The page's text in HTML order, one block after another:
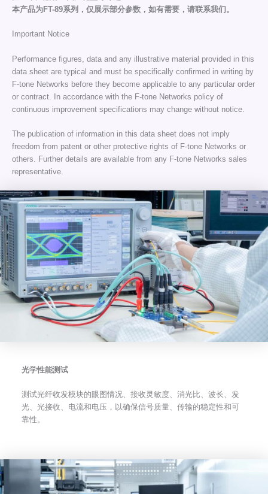
本产品为FT-89系列，仅展示部分参数，如有需要，请联系我们。
Important Notice
Performance figures, data and any illustrative material provided in this
data sheet are typical and must be specifically confirmed in writing by
F-tone Networks before they become applicable to any particular order
or contract. In accordance with the F-tone Networks policy of
continuous improvement specifications may change without notice.
The publication of information in this data sheet does not imply
freedom from patent or other protective rights of F-tone Networks or
others. Further details are available from any F-tone Networks sales
representative.
光学性能测试
测试光纤收发模块的眼图情况、接收灵敏度、消光比、波长、发
光、光接收、电流和电压，以确保信号质量、传输的稳定性和可
靠性。